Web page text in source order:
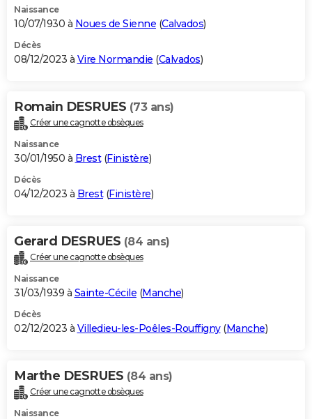
Naissance
10/07/1930 à Noues de Sienne (Calvados)
Décès
08/12/2023 à Vire Normandie (Calvados)
Romain DESRUES (73 ans)
Créer une cagnotte obsèques
Naissance
30/01/1950 à Brest(Finistère)
Décès
04/12/2023 à Brest(Finistère)
Gerard DESRUES (84 ans)
Créer une cagnotte obsèques
Naissance
31/03/1939 à Sainte-Cécile (Manche)
Décès
02/12/2023 à Villedieu-les-Poêles-Rouffigny(Manche)
Marthe DESRUES (84 ans)
Créer une cagnotte obsèques
Naissance